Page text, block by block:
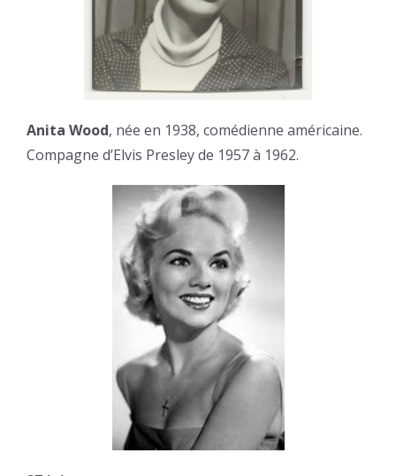
Anita Wood, née en 1938, comédienne américaine.
Compagne d’Elvis Presley de 1957 à 1962.